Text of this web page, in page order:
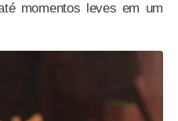
momentos leves em um